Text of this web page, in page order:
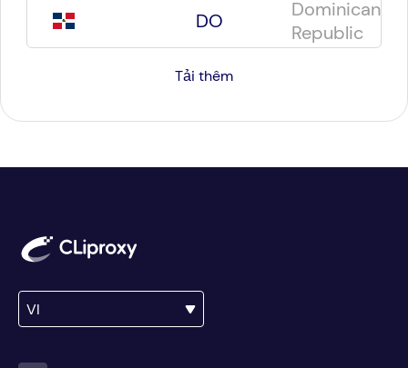
DO
Dominican
Republic
Tải thêm
VI